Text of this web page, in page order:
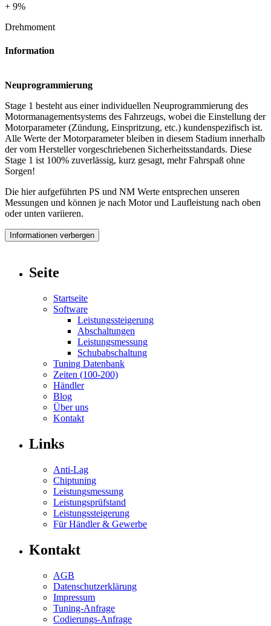
+ 9%
Drehmoment
Information
Neuprogrammierung
Stage 1 besteht aus einer individuellen Neuprogrammierung des
Motormanagementsystems des Fahrzeugs, wobei die Einstellung der
Motorparameter (Zündung, Einspritzung, etc.) kundenspezifisch ist.
Alle Werte der Motorparameter bleiben in diesem Stadium innerhalb
der vom Hersteller vorgeschriebenen Sicherheitsstandards. Diese
Stage 1 ist 100% zuverlässig, kurz gesagt, mehr Fahrspaß ohne
Sorgen!
Die hier aufgeführten PS und NM Werte entsprechen unseren
Messungen und können je nach Motor und Laufleistung nach oben
oder unten variieren.
Informationen verbergen
Seite
Startseite
Software
Leistungssteigerung
Abschaltungen
Leistungsmessung
Schubabschaltung
Tuning Datenbank
Zeiten (100-200)
Händler
Blog
Über uns
Kontakt
Links
Anti-Lag
Chiptuning
Leistungsmessung
Leistungsprüfstand
Leistungssteigerung
Für Händler & Gewerbe
Kontakt
AGB
Datenschutzerklärung
Impressum
Tuning-Anfrage
Codierungs-Anfrage